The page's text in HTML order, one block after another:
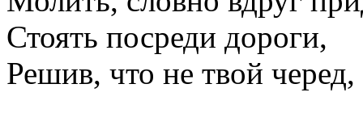
Сто­ять пос­ре­ди до­роги,
Ре­шив, что не твой че­ред,